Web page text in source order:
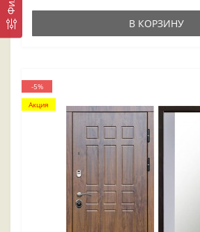
В КОРЗИНУ
-5%
Акция